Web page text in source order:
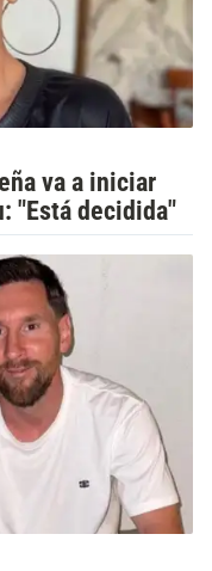
va a iniciar
"Está decidida"